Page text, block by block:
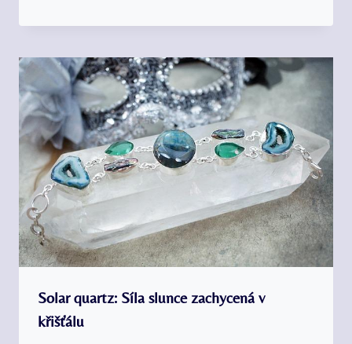
Solar quartz: Síla slunce zachycená v
křišťálu